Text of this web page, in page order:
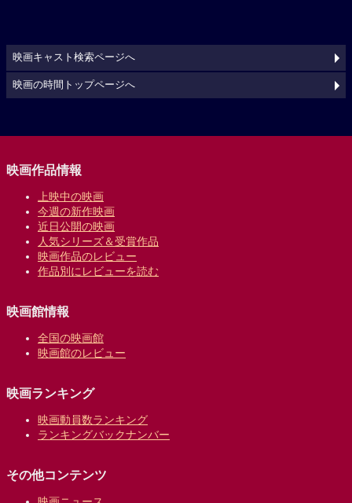
映画キャスト検索ページへ
映画の時間トップページへ
映画作品情報
上映中の映画
今週の新作映画
近日公開の映画
人気シリーズ＆受賞作品
映画作品のレビュー
作品別にレビューを読む
映画館情報
全国の映画館
映画館のレビュー
映画ランキング
映画動員数ランキング
ランキングバックナンバー
その他コンテンツ